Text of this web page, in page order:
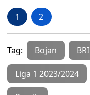
1 2
Tag: Bojan BRI
Liga 1 2023/2024